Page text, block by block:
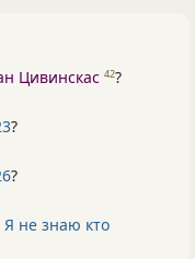
Цивинскас 42?
?
?
Я не знаю кто